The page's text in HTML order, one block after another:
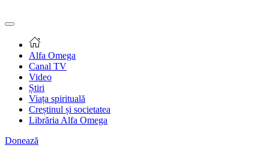
Alfa Omega
Canal TV
Video
Știri
Viața spirituală
Creștinul și societatea
Librăria Alfa Omega
Donează